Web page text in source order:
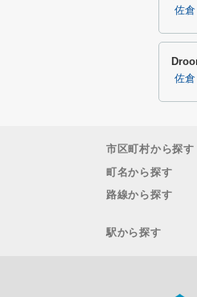
佐倉
佐倉
市区町村から探す
町名から探す
路線から探す
駅から探す